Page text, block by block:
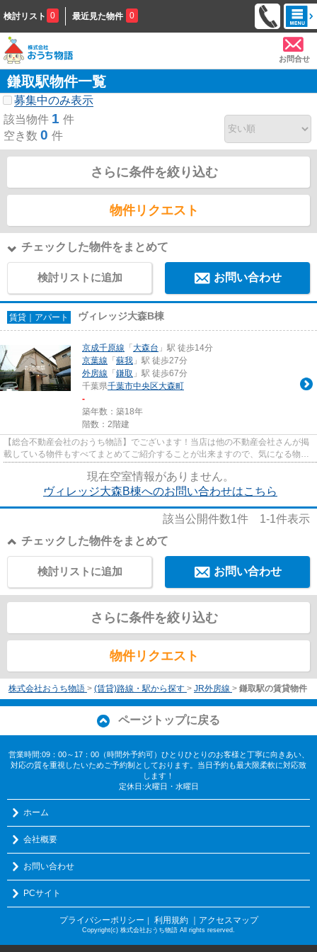
検討リスト 0 最近見た物件 0
お問合せ
鎌取駅物件一覧
募集中のみ表示
該当物件 1 件
空き数 0 件
さらに条件を絞り込む
物件リクエスト
チェックした物件をまとめて
検討リストに追加 お問い合わせ
賃貸｜アパート ヴィレッジ大森B棟
京成千原線 「 大森台 」駅 徒歩14分
京葉線 「 蘇我 」駅 徒歩27分
外房線 「 鎌取 」駅 徒歩67分
千葉県千葉市中央区大森町
-
築年数：築18年
階数：2階建
【総合不動産会社のおうち物語】でございます！当店は他の不動産会社さんが掲
載している物件もすべてまとめてご紹介することが出来ますので、気になる物件
現在空室情報がありません。
ヴィレッジ大森B棟へのお問い合わせはこちら
該当公開件数1件 1-1件表示
チェックした物件をまとめて
お問い合わせ
検討リストに追加
さらに条件を絞り込む
物件リクエスト
株式会社おうち物語 > (賃貸)路線・駅から探す > JR外房線 > 鎌取駅の賃貸物件
ページトップに戻る
営業時間:09：00～17：00（時間外予約可）ひとりひとりのお客様と丁寧に向きあい、
対応の質を重視したいためご予約制としております。当日予約も最大限柔軟に対応致
します！
定休日:火曜日・水曜日
ホーム
会社概要
お問い合わせ
PCサイト
プライバシーポリシー ｜ 利用規約 ｜アクセスマップ
Copyright(c) 株式会社おうち物語 All rights reserved.